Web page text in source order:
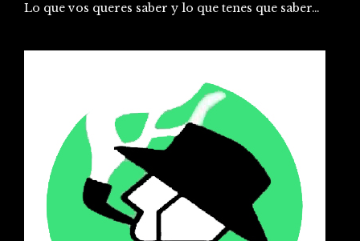
Lo que vos queres saber y lo que tenes que saber…